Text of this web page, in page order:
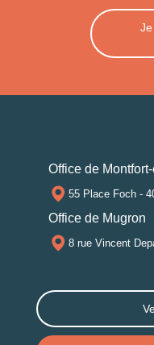
Office de Montfort-
55 Place Foch -
Office de Mugron
8 rue Vincent